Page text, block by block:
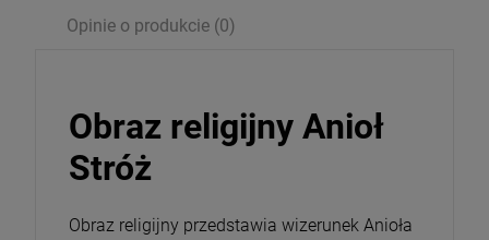
Opinie o produkcie (0)
Obraz religijny Anioł
Stróż
Obraz religijny przedstawia wizerunek Anioła